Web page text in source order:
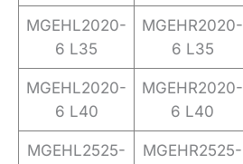
MGEHL2020-
6 L35
MGEHR2020-
6 L35
MGEHL2020-
6 L40
MGEHR2020-
6 L40
MGEHL2525-
MGEHR2525-